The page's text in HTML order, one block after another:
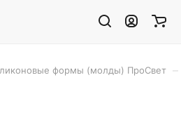
формы (молды) ПроСвет